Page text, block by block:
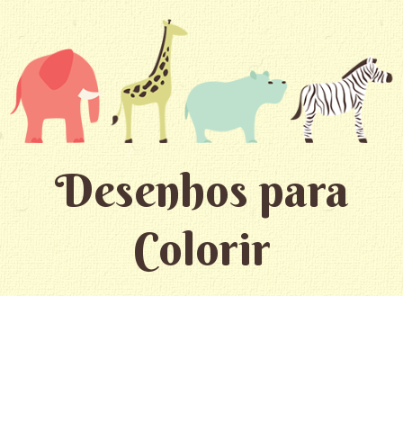
Desenhos para
Colorir